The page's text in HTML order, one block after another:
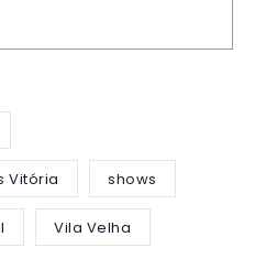
Vitória shows
Vila Velha